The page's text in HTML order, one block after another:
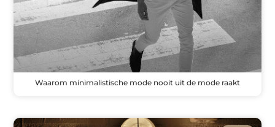
Waarom minimalistische mode nooit uit de mode raakt